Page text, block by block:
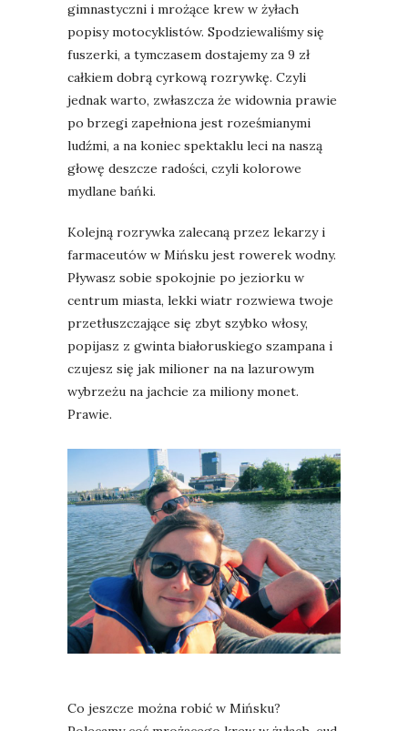
gimnastyczni i mrożące krew w żyłach
popisy motocyklistów. Spodziewaliśmy się
fuszerki, a tymczasem dostajemy za 9 zł
całkiem dobrą cyrkową rozrywkę. Czyli
jednak warto, zwłaszcza że widownia prawie
po brzegi zapełniona jest roześmianymi
ludźmi, a na koniec spektaklu leci na naszą
głowę deszcze radości, czyli kolorowe
mydlane bańki.
Kolejną rozrywka zalecaną przez lekarzy i
farmaceutów w Mińsku jest rowerek wodny.
Pływasz sobie spokojnie po jeziorku w
centrum miasta, lekki wiatr rozwiewa twoje
przetłuszczające się zbyt szybko włosy,
popijasz z gwinta białoruskiego szampana i
czujesz się jak milioner na na lazurowym
wybrzeżu na jachcie za miliony monet.
Prawie.
Co jeszcze można robić w Mińsku?